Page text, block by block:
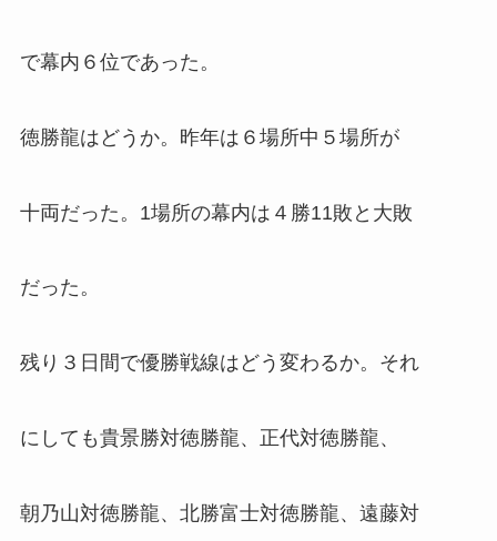
で幕内６位であった。
徳勝龍はどうか。昨年は６場所中５場所が
十両だった。1場所の幕内は４勝11敗と大敗
だった。
残り３日間で優勝戦線はどう変わるか。それ
にしても貴景勝対徳勝龍、正代対徳勝龍、
朝乃山対徳勝龍、北勝富士対徳勝龍、遠藤対